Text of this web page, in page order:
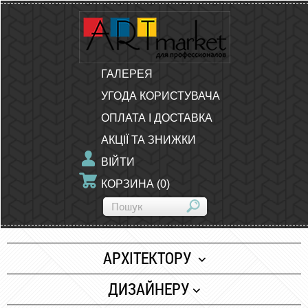
ГАЛЕРЕЯ
УГОДА КОРИСТУВАЧА
ОПЛАТА І ДОСТАВКА
АКЦІЇ ТА ЗНИЖКИ
ВІЙТИ
КОРЗИНА (0)
АРХІТЕКТОРУ
Папір
ДИЗАЙНЕРУ